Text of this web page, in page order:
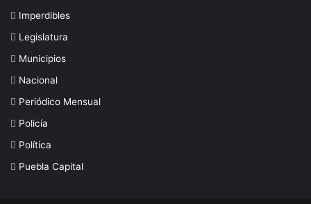
Imperdibles
Legislatura
Municipios
Nacional
Periódico Mensual
Policía
Política
Puebla Capital